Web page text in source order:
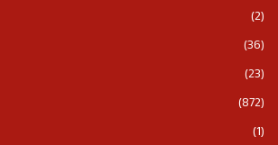
(2)
(36)
(23)
(872)
(1)